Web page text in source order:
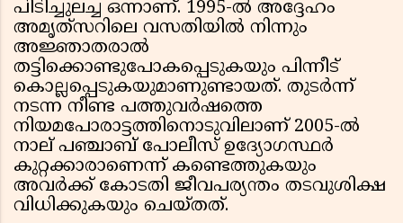
പിടിച്ചുലച്ച ഒന്നാണ്. 1995-ൽ അദ്ദേഹം
അമൃത്‌സറിലെ വസതിയിൽ നിന്നും
അജ്ഞാതരാൽ
തട്ടിക്കൊണ്ടുപോകപ്പെടുകയും പിന്നീട്
കൊല്ലപ്പെടുകയുമാണുണ്ടായത്. തുടർന്ന്
നടന്ന നീണ്ട പത്തുവർഷത്തെ
നിയമപോരാട്ടത്തിനൊടുവിലാണ് 2005-ൽ
നാല് പഞ്ചാബ് പോലീസ് ഉദ്യോഗസ്ഥർ
കുറ്റക്കാരാണെന്ന് കണ്ടെത്തുകയും
അവർക്ക് കോടതി ജീവപര്യന്തം തടവുശിക്ഷ
വിധിക്കുകയും ചെയ്തത്.